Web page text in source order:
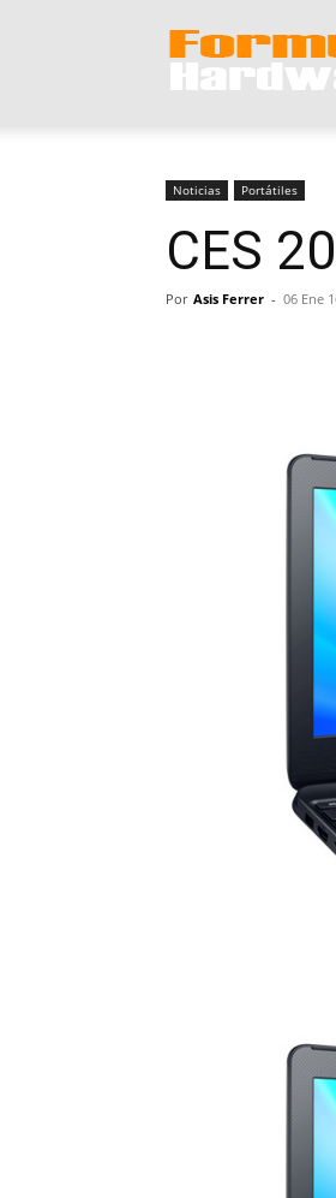
Noticias Portátiles
CES
Por Asis Ferrer - 06 Ene